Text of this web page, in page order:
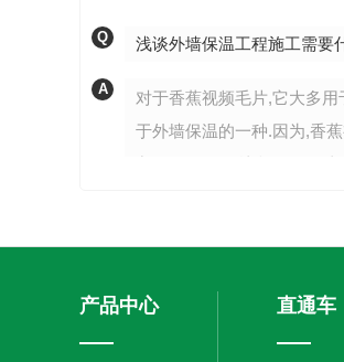
Q 浅谈外墙保温工程施工需要
A
对于香蕉视频毛片,它大多用
于外墙保温的一种.因为,香
材料.因此在建筑外墙保温中
产品中心 直通车